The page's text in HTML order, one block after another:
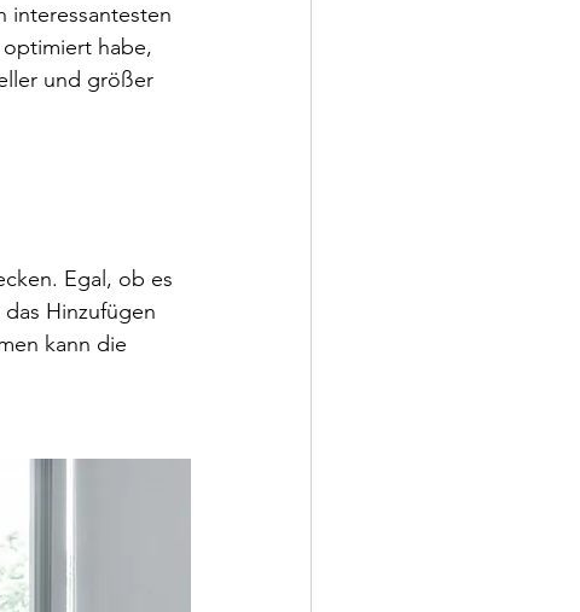
interessantesten
habe,
und größer
Egal, ob es
Hinzufügen
kann die